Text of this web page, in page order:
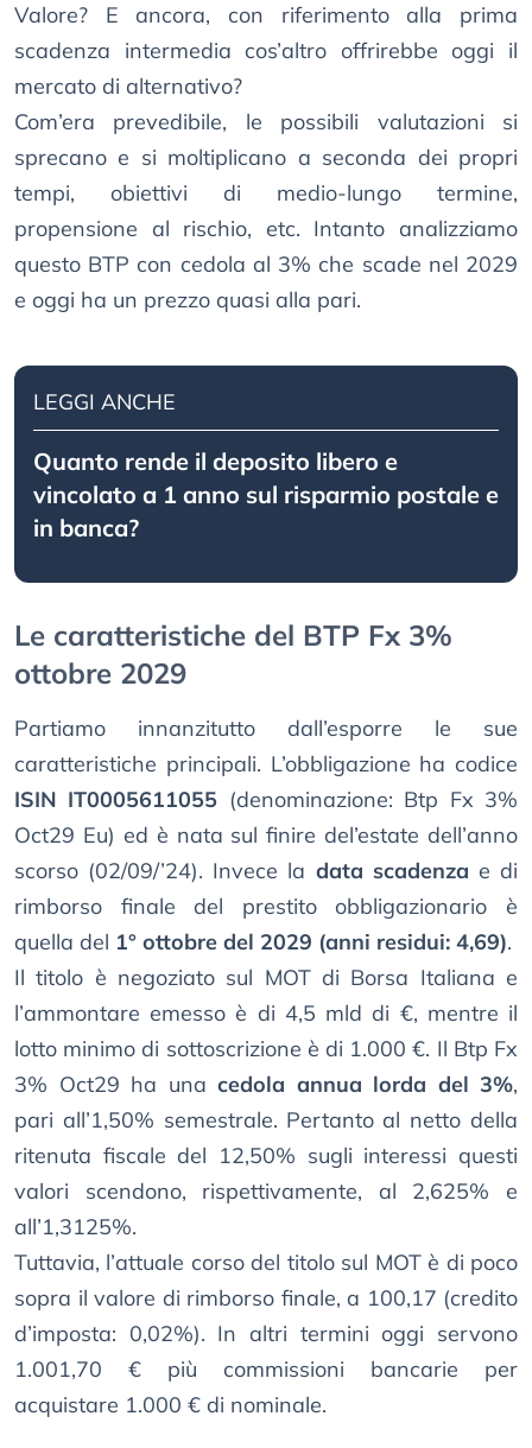
Valore? E ancora, con riferimento alla prima
scadenza intermedia cos’altro offrirebbe oggi il
mercato di alternativo?
Com’era prevedibile, le possibili valutazioni si
sprecano e si moltiplicano a seconda dei propri
tempi, obiettivi di medio-lungo termine,
propensione al rischio, etc. Intanto analizziamo
questo BTP con cedola al 3% che scade nel 2029
e oggi ha un prezzo quasi alla pari.
LEGGI ANCHE
Quanto rende il deposito libero e
vincolato a 1 anno sul risparmio postale e
in banca?
Le caratteristiche del BTP Fx 3%
ottobre 2029
Partiamo innanzitutto dall’esporre le sue
caratteristiche principali. L’obbligazione ha codice
ISIN IT0005611055 (denominazione: Btp Fx 3%
Oct29 Eu) ed è nata sul finire del’estate dell’anno
scorso (02/09/’24). Invece la data scadenza e di
rimborso finale del prestito obbligazionario è
quella del 1° ottobre del 2029 (anni residui: 4,69).
Il titolo è negoziato sul MOT di Borsa Italiana e
l’ammontare emesso è di 4,5 mld di €, mentre il
lotto minimo di sottoscrizione è di 1.000 €. Il Btp Fx
3% Oct29 ha una cedola annua lorda del 3%,
pari all’1,50% semestrale. Pertanto al netto della
ritenuta fiscale del 12,50% sugli interessi questi
valori scendono, rispettivamente, al 2,625% e
all’1,3125%.
Tuttavia, l’attuale corso del titolo sul MOT è di poco
sopra il valore di rimborso finale, a 100,17 (credito
d’imposta: 0,02%). In altri termini oggi servono
1.001,70 € più commissioni bancarie per
acquistare 1.000 € di nominale.